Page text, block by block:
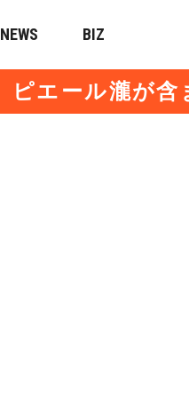
NEWS BIZ
ピエール瀧が含